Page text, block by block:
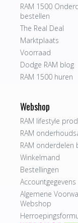
RAM 1500
bestellen
The Real Deal
Marktplaats
Voorraad
Dodge RAM blog
RAM 1500 huren
Webshop
RAM lifestyle
RAM
RAM onderdelen
Winkelmand
Bestellingen
Accountgegevens
Algemene
Webshop